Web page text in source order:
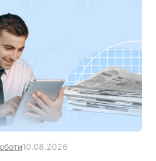
10.08.2026